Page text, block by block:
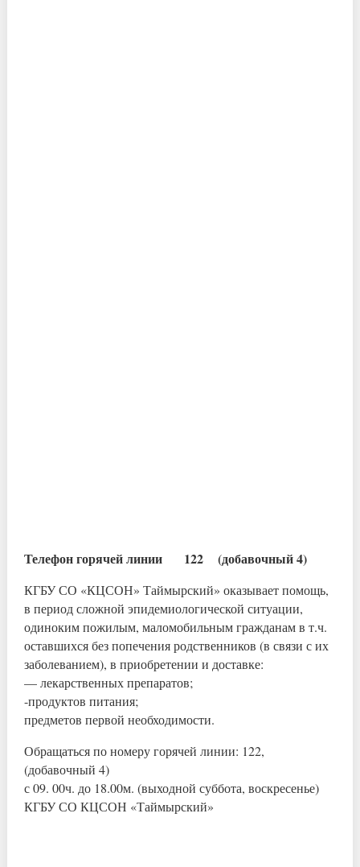
Телефон горячей линии 122 (добавочный 4)
КГБУ СО «КЦСОН» Таймырский» оказывает помощь,
в период сложной эпидемиологической ситуации,
одиноким пожилым, маломобильным гражданам в т.ч.
оставшихся без попечения родственников (в связи с их
заболеванием), в приобретении и доставке:
— лекарственных препаратов;
-продуктов питания;
предметов первой необходимости.
Обращаться по номеру горячей линии: 122,
(добавочный 4)
с 09. 00ч. до 18.00м. (выходной суббота, воскресенье)
КГБУ СО КЦСОН «Таймырский»